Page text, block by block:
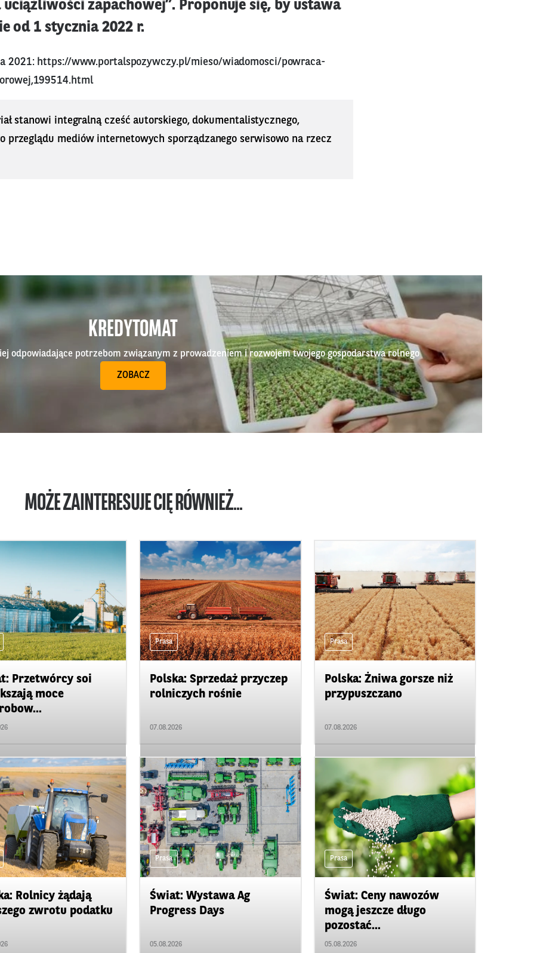
zapachowej”. Proponuje się, by ustawa
od 1 stycznia 2022 r.
2021: https://www.portalspozywczy.pl/mieso/wiadomosci/powraca-
stanowi integralną cześć autorskiego, dokumentalistycznego,
przeglądu mediów internetowych sporządzanego serwisowo na rzecz
KREDYTOMAT
odpowiadające potrzebom związanym z prowadzeniem i rozwojem twojego gospodarstwa rolnego
ZOBACZ
MOŻE ZAINTERESUJE CIĘ RÓWNIEŻ...
Przetwórcy soi
moce
Prasa
Polska: Sprzedaż przyczep
rolniczych rośnie
07.08.2026
Prasa
Polska: Żniwa gorsze niż
przypuszczano
07.08.2026
Rolnicy żądają
zwrotu podatku
Prasa
Świat: Wystawa Ag
Progress Days
05.08.2026
Prasa
Świat: Ceny nawozów
mogą jeszcze długo
pozostać...
05.08.2026